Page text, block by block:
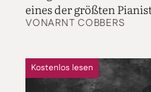
eines der größten
VONARNT COBBERS
Kostenlos lesen